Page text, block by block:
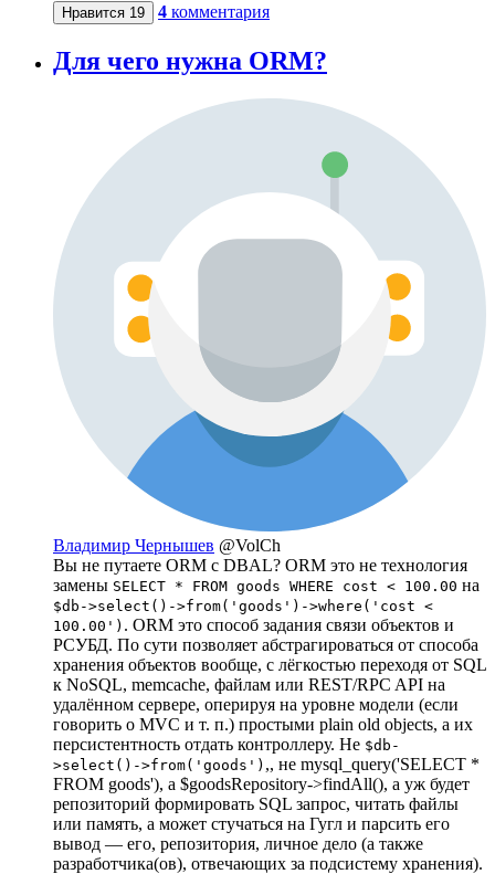
Нравится 19 4 комментария
Для чего нужна ORM?
Владимир Чернышев @VolCh
Вы не путаете ORM с DBAL? ORM это не технология
замены SELECT * FROM goods WHERE cost < 100.00 на
$db->select()->from('goods')->where('cost <
100.00') . ORM это способ задания связи объектов и
РСУБД. По сути позволяет абстрагироваться от способа
хранения объектов вообще, с лёгкостью переходя от SQL
к NoSQL, memcache, файлам или REST/RPC API на
удалённом сервере, оперируя на уровне модели (если
говорить о MVC и т. п.) простыми plain old objects, а их
персистентность отдать контроллеру. Не $db-
>select()->from('goods') ,, не mysql_query('SELECT *
FROM goods'), а $goodsRepository->findAll(), а уж будет
репозиторий формировать SQL запрос, читать файлы
или память, а может стучаться на Гугл и парсить его
вывод — его, репозитория, личное дело (а также
разработчика(ов), отвечающих за подсистему хранения).